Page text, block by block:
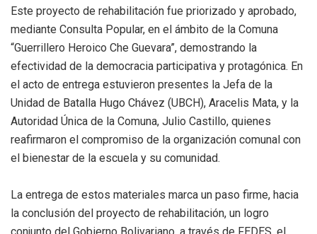
Este proyecto de rehabilitación fue priorizado y aprobado,
mediante Consulta Popular, en el ámbito de la Comuna
“Guerrillero Heroico Che Guevara”, demostrando la
efectividad de la democracia participativa y protagónica. En
el acto de entrega estuvieron presentes la Jefa de la
Unidad de Batalla Hugo Chávez (UBCH), Aracelis Mata, y la
Autoridad Única de la Comuna, Julio Castillo, quienes
reafirmaron el compromiso de la organización comunal con
el bienestar de la escuela y su comunidad.
La entrega de estos materiales marca un paso firme, hacia
la conclusión del proyecto de rehabilitación, un logro